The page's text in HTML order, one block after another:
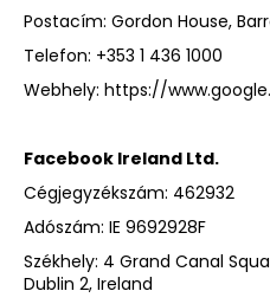
Postacím: Gordon House,
Telefon: +353 1 436 1000
Webhely: https://
Facebook Ireland Ltd.
Cégjegyzékszám: 462932
Adószám: IE 9692928F
Székhely: 4 Grand Canal
Dublin 2, Ireland